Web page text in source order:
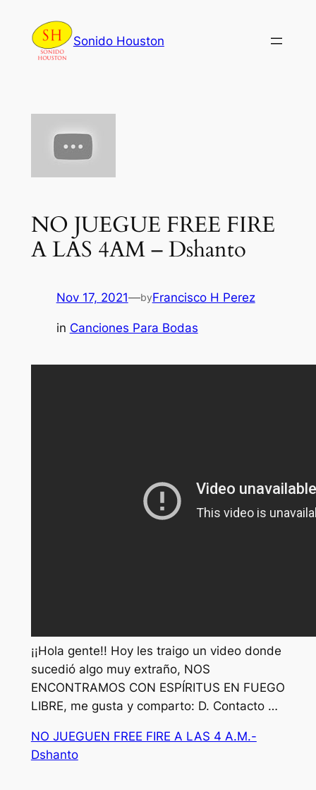
content
Sonido Houston
NO JUEGUE FREE FIRE
A LAS 4AM – Dshanto
Nov 17, 2021—byFrancisco H Perez
in Canciones Para Bodas
¡¡Hola gente!! Hoy les traigo un video donde
sucedió algo muy extraño, NOS
ENCONTRAMOS CON ESPÍRITUS EN FUEGO
LIBRE, me gusta y comparto: D. Contacto …
NO JUEGUEN FREE FIRE A LAS 4 A.M.-
Dshanto